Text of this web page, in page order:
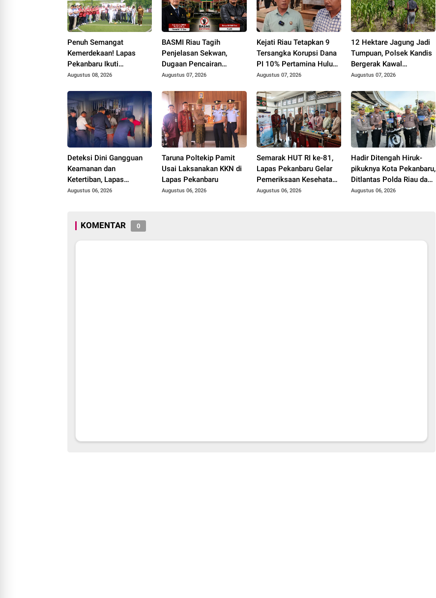
Penuh Semangat
Kemerdekaan! Lapas
Pekanbaru Ikuti
Pembukaan Pekan
HUT RI ke-81
Augustus 08, 2026
BASMI Riau Tagih
Penjelasan Sekwan,
Dugaan Pencairan
Anggaran DPRD Tanpa
Augustus 07, 2026
Kejati Riau Tetapkan 9
Tersangka Korupsi Dana
PI 10% Pertamina Hulu
Rokan
Augustus 07, 2026
12 Hektare Jagung Jadi
Tumpuan, Polsek Kandis
Bergerak Kawal
Swasembada Pangan
Augustus 07, 2026
Deteksi Dini Gangguan
Keamanan dan
Ketertiban, Lapas
Narkotika Rumbai Gelar
Augustus 06, 2026
Taruna Poltekip Pamit
Usai Laksanakan KKN di
Lapas Pekanbaru
Augustus 06, 2026
Semarak HUT RI ke-81,
Lapas Pekanbaru Gelar
Pemeriksaan Kesehatan
Gratis untuk Warga
Augustus 06, 2026
Hadir Ditengah Hiruk-
pikuknya Kota Pekanbaru,
Ditlantas Polda Riau dan
Polantas KARIB Kobarkan
Augustus 06, 2026
KOMENTAR 0